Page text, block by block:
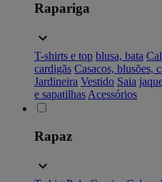
Rapariga
T-shirts e top blusa, bata
cardigãs Casacos, blusões,
Jardineira Vestido Saia
e sapatilhas Acessórios
Rapaz